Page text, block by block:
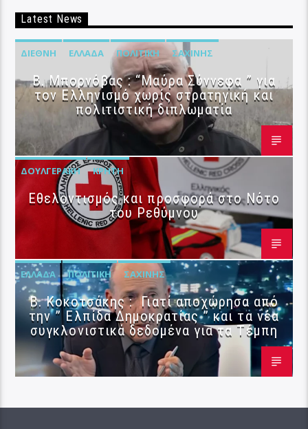
Latest News
ΔΙΕΘΝΉ ΕΛΛΆΔΑ ΠΟΛΙΤΙΚΉ ΣΑΧΊΝΗΣ
B. Μπορνόβας : “Μαύρα Σύννεφα ” για
τον Ελληνισμό χωρίς στρατηγική και
πολιτιστική διπλωματία
ΔΟΥΛΓΕΡΆΚΗ ΚΡΉΤΗ
Εθελοντισμός και προσφορά στο Νότο
του Ρεθύμνου
ΕΛΛΆΔΑ ΠΟΛΙΤΙΚΉ ΣΑΧΊΝΗΣ
Β. Κοκοτσάκης : Γιατί αποχώρησα από
την ” Ελπίδα Δημοκρατίας ” και τα νέα
συγκλονιστικά δεδομένα για τα Τέμπη